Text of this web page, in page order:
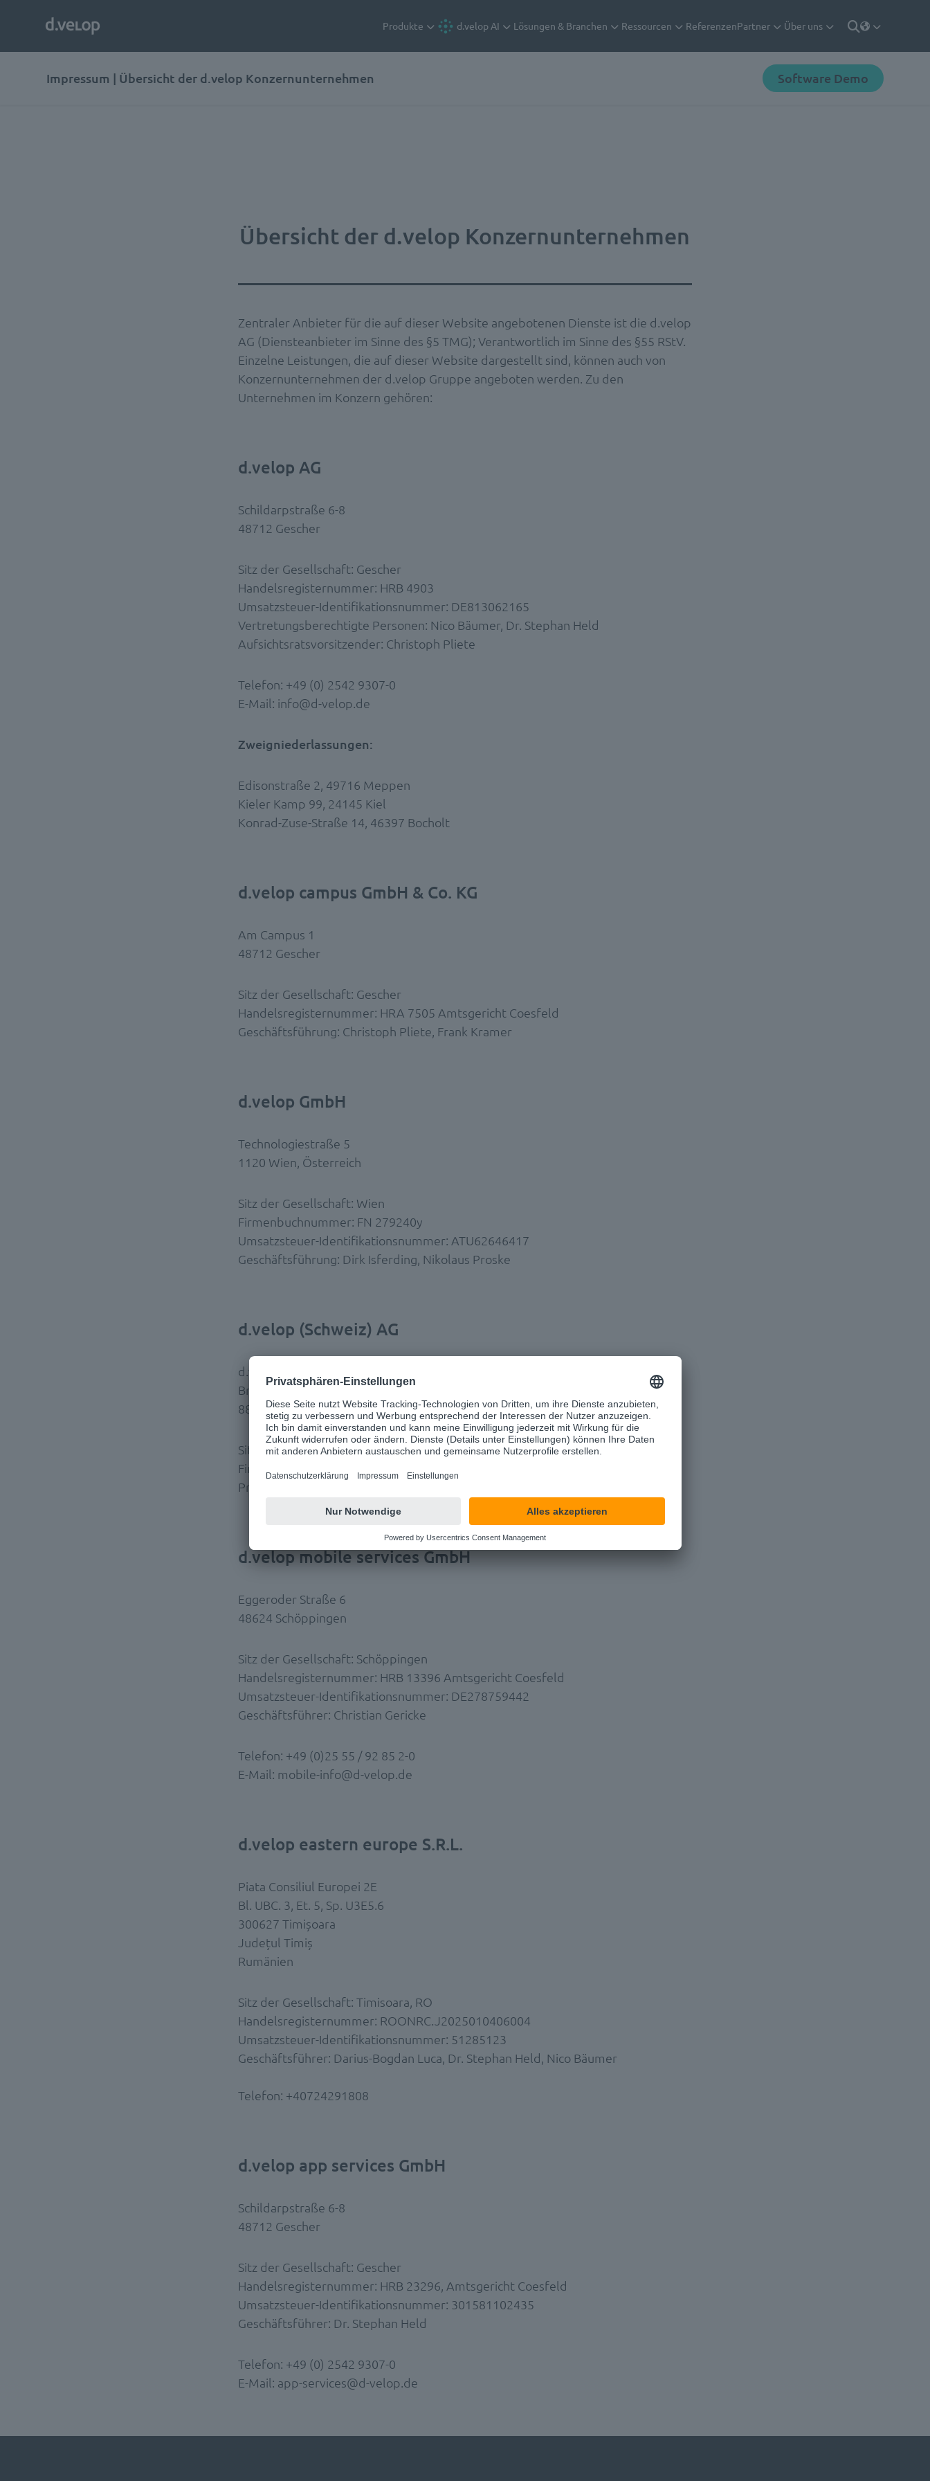
Produkte d.velop AI Lösungen & Branchen Ressourcen ReferenzenPartner Über uns Deutsch
Impressum | Übersicht der d.velop Konzernunternehmen Software Demo
Übersicht der d.velop Konzernunternehmen
Zentraler Anbieter für die auf dieser Website angebotenen Dienste ist die d.velop
AG (Diensteanbieter im Sinne des §5 TMG); Verantwortlich im Sinne des §55 RStV.
Einzelne Leistungen, die auf dieser Website dargestellt sind, können auch von
Konzernunternehmen der d.velop Gruppe angeboten werden. Zu den
Unternehmen im Konzern gehören:
d.velop AG
Schildarpstraße 6-8
48712 Gescher
Sitz der Gesellschaft: Gescher
Handelsregisternummer: HRB 4903
Umsatzsteuer-Identifikationsnummer: DE813062165
Vertretungsberechtigte Personen: Nico Bäumer, Dr. Stephan Held
Aufsichtsratsvorsitzender: Christoph Pliete
Telefon: +49 (0) 2542 9307-0
E-Mail: info@d-velop.de
Zweigniederlassungen:
Edisonstraße 2, 49716 Meppen
Kieler Kamp 99, 24145 Kiel
Konrad-Zuse-Straße 14, 46397 Bocholt
d.velop campus GmbH & Co. KG
Am Campus 1
48712 Gescher
Sitz der Gesellschaft: Gescher
Handelsregisternummer: HRA 7505 Amtsgericht Coesfeld
Geschäftsführung: Christoph Pliete, Frank Kramer
d.velop GmbH
Technologiestraße 5
1120 Wien, Österreich
Sitz der Gesellschaft: Wien
Firmenbuchnummer: FN 279240y
Umsatzsteuer-Identifikationsnummer: ATU62646417
Geschäftsführung: Dirk Isferding, Nikolaus Proske
d.velop (Schweiz) AG
d.velop (Schweiz) AG
Brügglistrasse 2
8852 Altendorf
Sitz der Gesellschaft: Altendorf
Firmennummer: CHE 113.359.959
Präsident des Verwaltungsrats: Dr. Stephan Held
d.velop mobile services GmbH
Eggeroder Straße 6
48624 Schöppingen
Sitz der Gesellschaft: Schöppingen
Handelsregisternummer: HRB 13396 Amtsgericht Coesfeld
Umsatzsteuer-Identifikationsnummer: DE278759442
Geschäftsführer: Christian Gericke
Telefon: +49 (0)25 55 / 92 85 2-0
E-Mail: mobile-info@d-velop.de
d.velop eastern europe S.R.L.
Piata Consiliul Europei 2E
Bl. UBC. 3, Et. 5, Sp. U3E5.6
300627 Timișoara
Județul Timiș
Rumänien
Sitz der Gesellschaft: Timisoara, RO
Handelsregisternummer: ROONRC.J2025010406004
Umsatzsteuer-Identifikationsnummer: 51285123
Geschäftsführer: Darius-Bogdan Luca, Dr. Stephan Held, Nico Bäumer
Telefon: +40724291808
d.velop app services GmbH
Schildarpstraße 6-8
48712 Gescher
Sitz der Gesellschaft: Gescher
Handelsregisternummer: HRB 23296, Amtsgericht Coesfeld
Umsatzsteuer-Identifikationsnummer: 301581102435
Geschäftsführer: Dr. Stephan Held
Telefon: +49 (0) 2542 9307-0
E-Mail: app-services@d-velop.de